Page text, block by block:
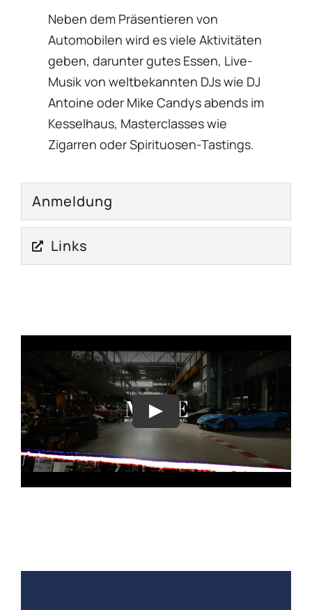
Neben dem Präsentieren von
Automobilen wird es viele Aktivitäten
geben, darunter gutes Essen, Live-
Musik von weltbekannten DJs wie DJ
Antoine oder Mike Candys abends im
Kesselhaus, Masterclasses wie
Zigarren oder Spirituosen-Tastings.
Anmeldung
Links